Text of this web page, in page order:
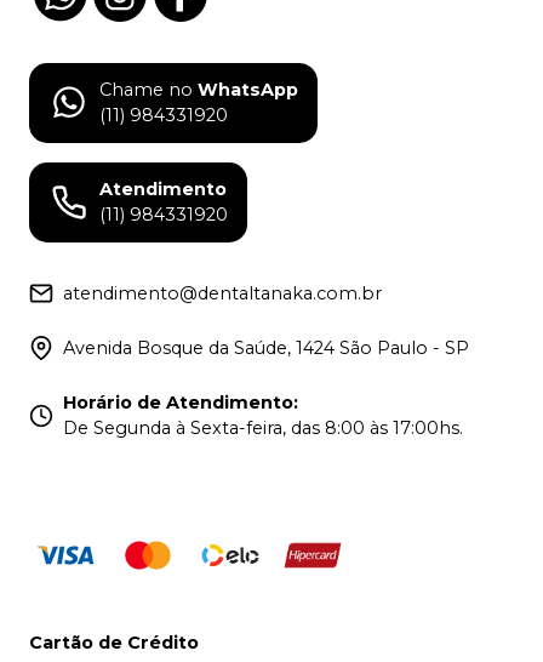
Chame no WhatsApp
(11) 984331920
Atendimento
(11) 984331920
atendimento@dentaltanaka.com.br
Avenida Bosque da Saúde, 1424 São Paulo - SP
Horário de Atendimento:
De Segunda à Sexta-feira, das 8:00 às 17:00hs.
Cartão de Crédito